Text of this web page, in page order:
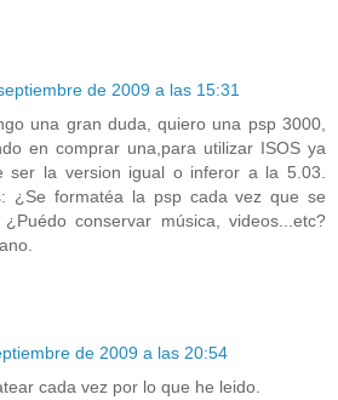
de 2009 a las 15:31
una gran duda, quiero una psp 3000,
en comprar una,para utilizar ISOS ya
ser la version igual o inferor a la 5.03.
¿Se formatéa la psp cada vez que se
conservar música, videos...etc?
de 2009 a las 20:54
cada vez por lo que he leido.